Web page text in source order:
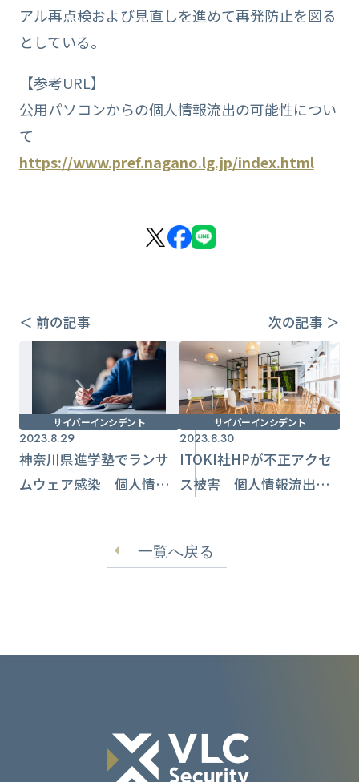
アル再点検および見直しを進めて再発防止を図る
としている。
【参考URL】
公用パソコンからの個人情報流出の可能性につい
て
https://www.pref.nagano.lg.jp/index.html
＜ 前の記事 次の記事 ＞
サイバーインシデント
2023.8.29
神奈川県進学塾でランサ
ムウェア感染 個人情報
サイバーインシデント
2023.8.30
ITOKI社HPが不正アクセ
ス被害 個人情報流出、
一覧へ戻る